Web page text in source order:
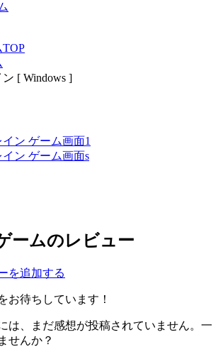
[ Windows ]
ームのレビュー
を追加する
お待ちしています！
は、まだ感想が投稿されていません。一
せんか？